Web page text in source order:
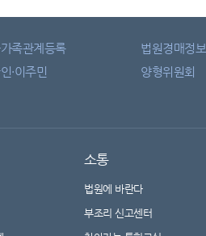
족관계등록
법원경매정보
·이주민
양형위원회
소통
법원에 바란다
부조리 신고센터